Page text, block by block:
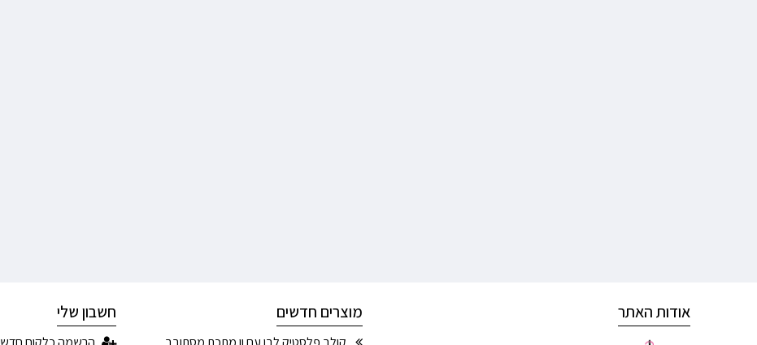
אודות האתר מוצרים חדשים חשבון שלי